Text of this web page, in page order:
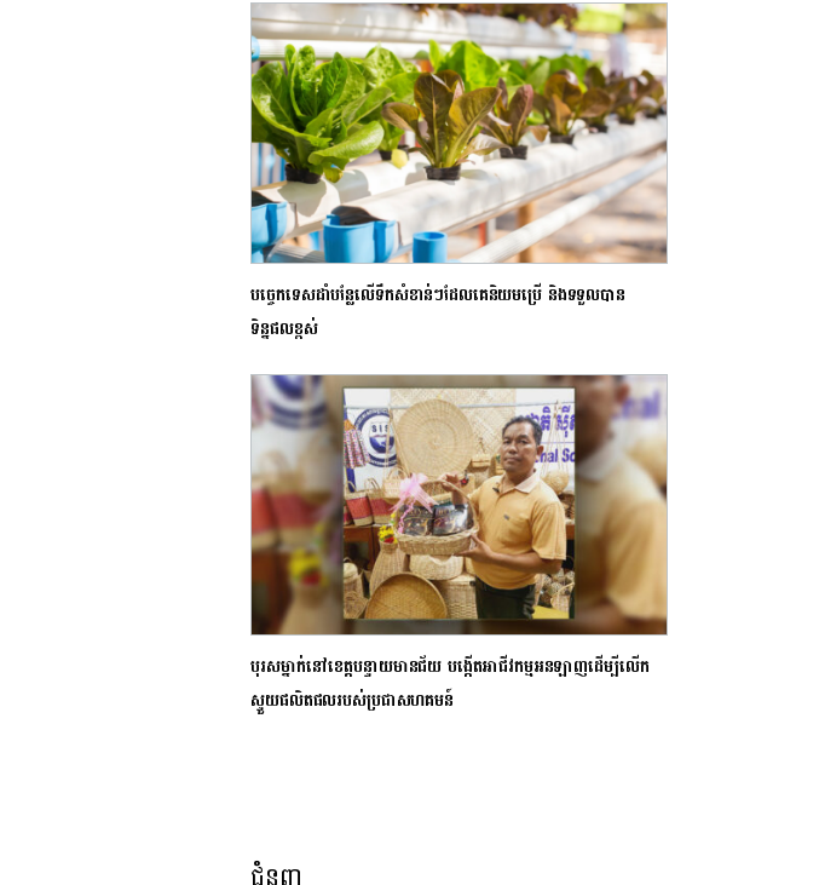
បច្ចេកទេសដាំបន្លែលើទឹកសំខាន់ៗដែលគេនិយមប្រើ និងទទួលបាន
ទិន្នផលខ្ពស់
បុរសម្នាក់នៅខេត្តបន្ទាយមានជ័យ បង្កើតអាជីវកម្មអនឡាញដើម្បីលើក
ស្ទួយផលិតផលរបស់ប្រជាសហគមន៍